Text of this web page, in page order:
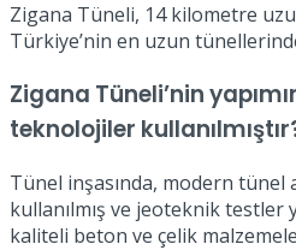
Zigana Tüneli, 14 kilometre
Türkiye’nin en uzun
Zigana Tüneli’nin
teknolojiler
Tünel inşasında, modern tünel
kullanılmış ve jeoteknik testler
kaliteli beton ve çelik